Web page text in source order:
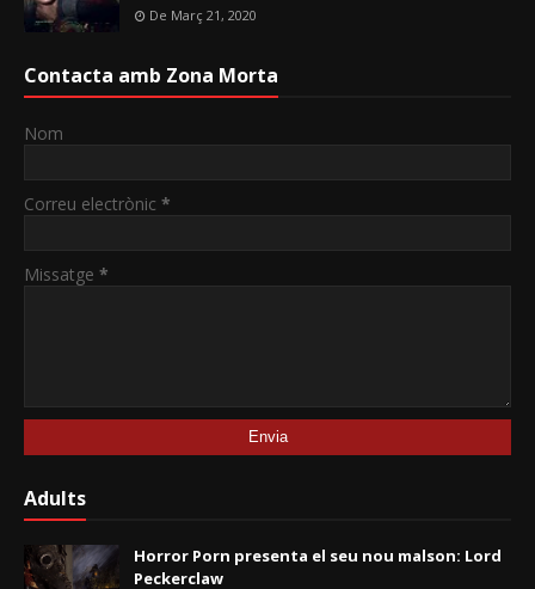
De Març 21, 2020
Contacta amb Zona Morta
Nom
Correu electrònic *
Missatge *
Adults
Horror Porn presenta el seu nou malson: Lord
Peckerclaw